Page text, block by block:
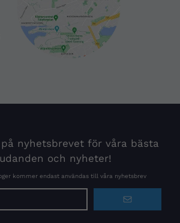
på nyhetsbrevet för våra bästa
och nyheter!
kommer endast användas till våra nyhetsbrev